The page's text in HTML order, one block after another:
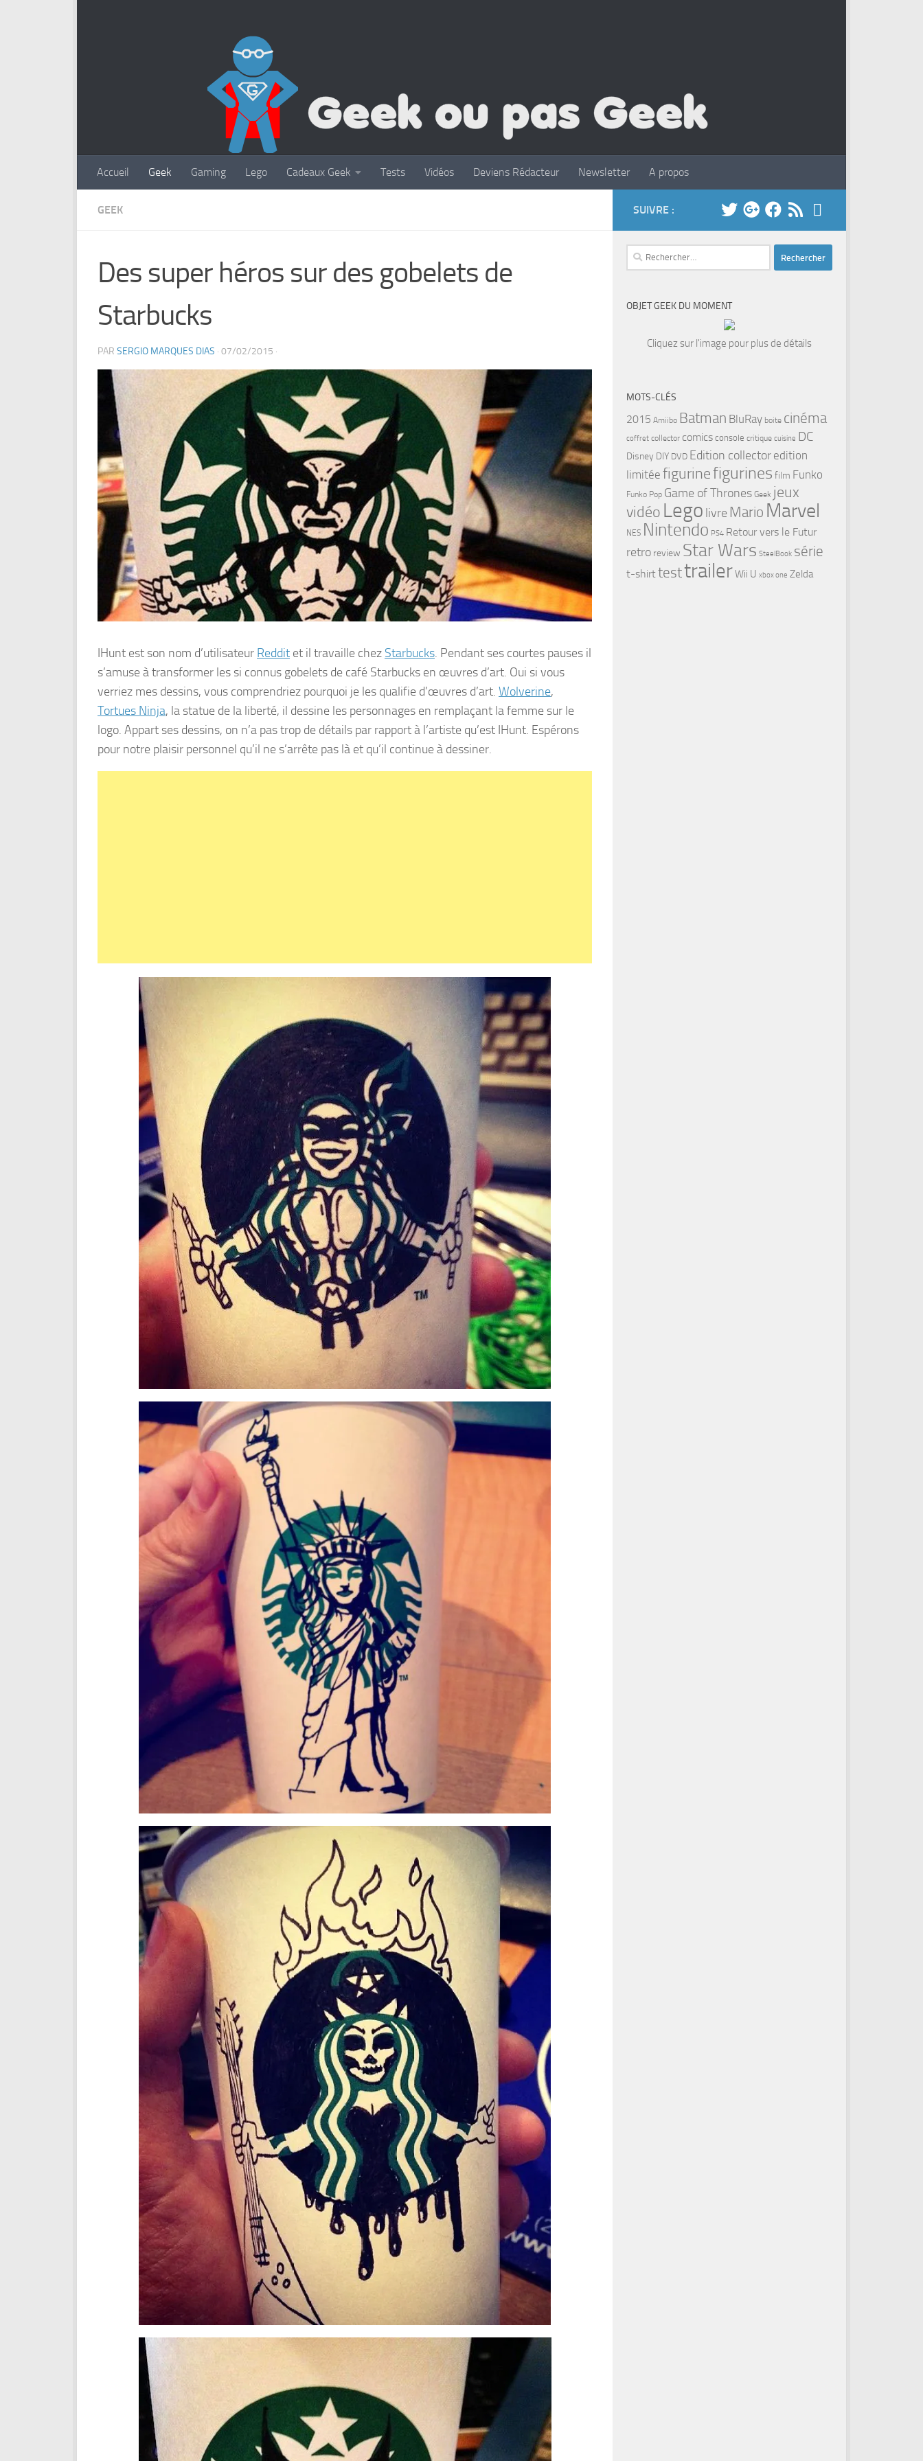
Accueil Geek Gaming Lego Cadeaux Geek Tests Vidéos Deviens Rédacteur Newsletter A propos
GEEK
Des super héros sur des gobelets de
Starbucks
PAR SERGIO MARQUES DIAS · 07/02/2015 ·
IHunt est son nom d’utilisateur Reddit et il travaille chez Starbucks. Pendant ses courtes pauses il
s’amuse à transformer les si connus gobelets de café Starbucks en œuvres d’art. Oui si vous
verriez mes dessins, vous comprendriez pourquoi je les qualifie d’œuvres d’art. Wolverine,
Tortues Ninja, la statue de la liberté, il dessine les personnages en remplaçant la femme sur le
logo. Appart ses dessins, on n’a pas trop de détails par rapport à l’artiste qu’est IHunt. Espérons
pour notre plaisir personnel qu’il ne s’arrête pas là et qu’il continue à dessiner.
SUIVRE :
Rechercher :
OBJET GEEK DU MOMENT
Cliquez sur l'image pour plus de détails
MOTS-CLÉS
2015 Amiibo Batman BluRay boite cinéma
coffret collector comics console critique cuisine DC
Disney DIY DVD Edition collector edition
limitée figurinefigurines film Funko
Funko Pop Game of Thrones Geek jeux
vidéo Lego livre Mario Marvel
NES Nintendo PS4 Retour vers le Futur
retro review Star Wars SteelBook série
t-shirttesttrailerWii U xbox one Zelda